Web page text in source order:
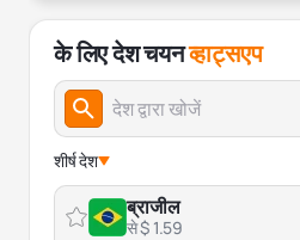
के लिए देश चयनव्हाट्सएप
शीर्ष देश
ब्राजील
से $ 1.59